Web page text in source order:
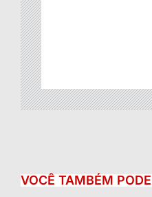
VOCÊ TAMBÉM